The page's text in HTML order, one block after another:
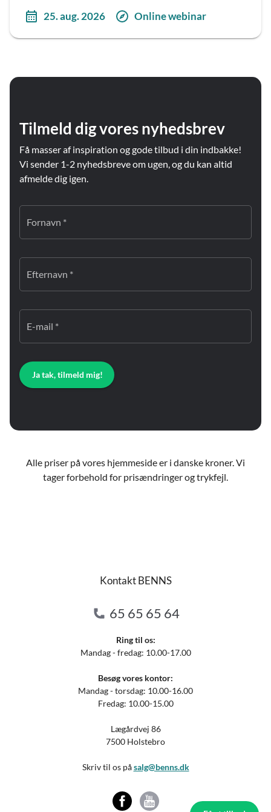
25. aug. 2026 Online webinar
Tilmeld dig vores nyhedsbrev
Få masser af inspiration og gode tilbud i din indbakke!
Vi sender 1-2 nyhedsbreve om ugen, og du kan altid
afmelde dig igen.
Fornavn *
Efternavn *
E-mail *
Ja tak, tilmeld mig!
Alle priser på vores hjemmeside er i danske kroner. Vi
tager forbehold for prisændringer og trykfejl.
Kontakt BENNS
65 65 65 64
Ring til os:
Mandag - fredag: 10.00-17.00
Besøg vores kontor:
Mandag - torsdag: 10.00-16.00
Fredag: 10.00-15.00
Lægårdvej 86
7500 Holstebro
Skriv til os påsalg@benns.dk